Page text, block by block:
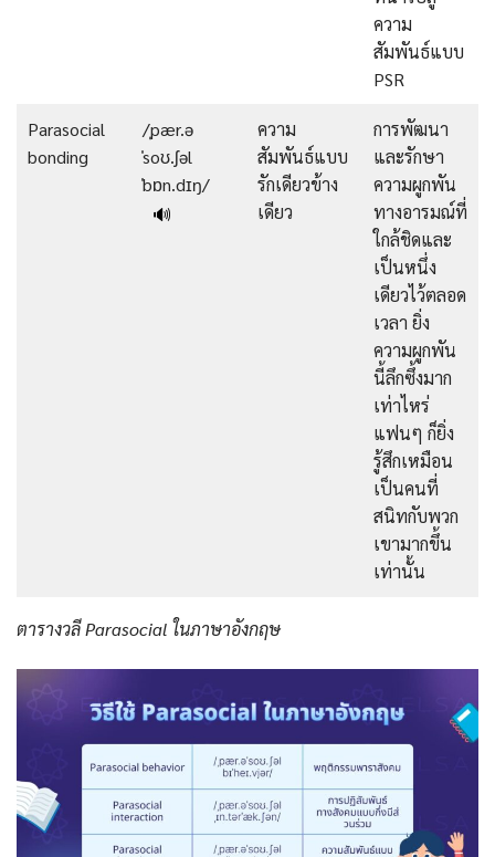
ความ
สัมพันธ์แบบ
PSR
Parasocial
bonding
/ˌpær.ə
ˈsoʊ.ʃəl
ˈbɒn.dɪŋ/
🔊
ความ
สัมพันธ์แบบ
รักเดียวข้าง
เดียว
การพัฒนา
และรักษา
ความผูกพัน
ทางอารมณ์ที่
ใกล้ชิดและ
เป็นหนึ่ง
เดียวไว้ตลอด
เวลา ยิ่ง
ความผูกพัน
นี้ลึกซึ้งมาก
เท่าไหร่
แฟนๆ ก็ยิ่ง
รู้สึกเหมือน
เป็นคนที่
สนิทกับพวก
เขามากขึ้น
เท่านั้น
ตารางวลี Parasocial ในภาษาอังกฤษ